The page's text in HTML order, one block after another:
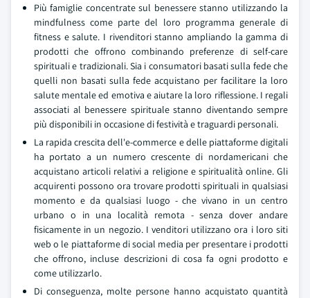
Più famiglie concentrate sul benessere stanno utilizzando la
mindfulness come parte del loro programma generale di
fitness e salute. I rivenditori stanno ampliando la gamma di
prodotti che offrono combinando preferenze di self-care
spirituali e tradizionali. Sia i consumatori basati sulla fede che
quelli non basati sulla fede acquistano per facilitare la loro
salute mentale ed emotiva e aiutare la loro riflessione. I regali
associati al benessere spirituale stanno diventando sempre
più disponibili in occasione di festività e traguardi personali.
La rapida crescita dell'e-commerce e delle piattaforme digitali
ha portato a un numero crescente di nordamericani che
acquistano articoli relativi a religione e spiritualità online. Gli
acquirenti possono ora trovare prodotti spirituali in qualsiasi
momento e da qualsiasi luogo - che vivano in un centro
urbano o in una località remota - senza dover andare
fisicamente in un negozio. I venditori utilizzano ora i loro siti
web o le piattaforme di social media per presentare i prodotti
che offrono, incluse descrizioni di cosa fa ogni prodotto e
come utilizzarlo.
Di conseguenza, molte persone hanno acquistato quantità